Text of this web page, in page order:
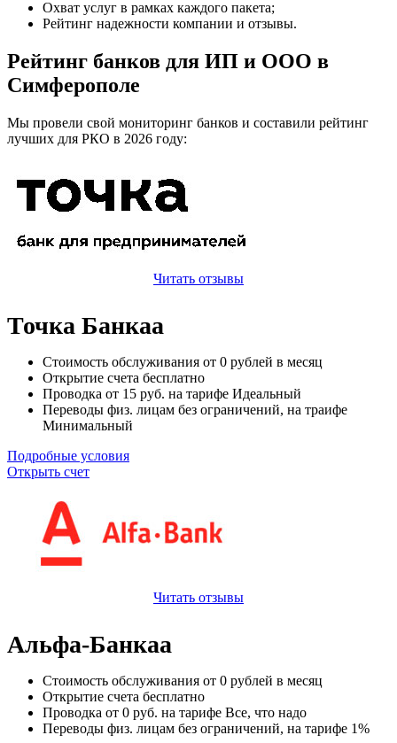
Охват услуг в рамках каждого пакета;
Рейтинг надежности компании и отзывы.
Рейтинг банков для ИП и ООО в
Симферополе
Мы провели свой мониторинг банков и составили рейтинг
лучших для РКО в 2026 году:
Читать отзывы
Точка Банкаа
Стоимость обслуживания от 0 рублей в месяц
Открытие счета бесплатно
Проводка от 15 руб. на тарифе Идеальный
Переводы физ. лицам без ограничений, на траифе
Минимальный
Подробные условия
Открыть счет
Читать отзывы
Альфа-Банкаа
Стоимость обслуживания от 0 рублей в месяц
Открытие счета бесплатно
Проводка от 0 руб. на тарифе Все, что надо
Переводы физ. лицам без ограничений, на тарифе 1%